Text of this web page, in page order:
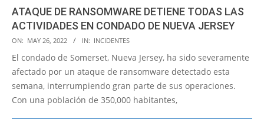
ATAQUE DE RANSOMWARE DETIENE TODAS LAS
ACTIVIDADES EN CONDADO DE NUEVA JERSEY
2022-
05-
26
ON: MAY 26, 2022 IN: INCIDENTES
El condado de Somerset, Nueva Jersey, ha sido severamente
afectado por un ataque de ransomware detectado esta
semana, interrumpiendo gran parte de sus operaciones.
Con una población de 350,000 habitantes,